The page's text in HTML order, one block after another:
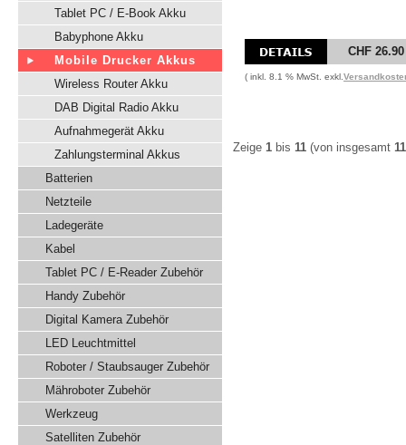
Tablet PC / E-Book Akku
Babyphone Akku
Mobile Drucker Akkus
Wireless Router Akku
DAB Digital Radio Akku
Aufnahmegerät Akku
Zahlungsterminal Akkus
Batterien
Netzteile
Ladegeräte
Kabel
Tablet PC / E-Reader Zubehör
Handy Zubehör
Digital Kamera Zubehör
LED Leuchtmittel
Roboter / Staubsauger Zubehör
Mähroboter Zubehör
Werkzeug
Satelliten Zubehör
CHF 26.90
( inkl. 8.1 % MwSt. exkl.
Zeige 1 bis 11 (von insgesamt 11